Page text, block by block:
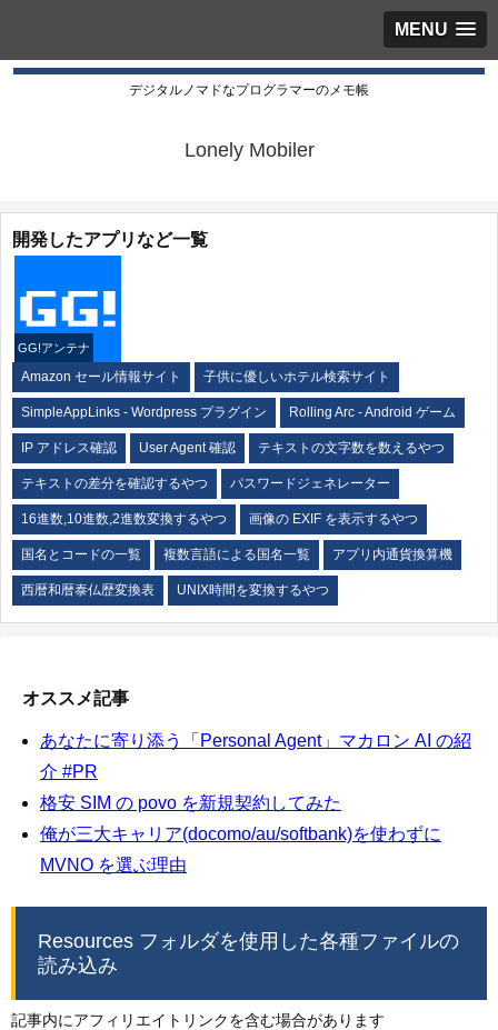
MENU
デジタルノマドなプログラマーのメモ帳
Lonely Mobiler
開発したアプリなど一覧
GG!アンテナ
Amazon セール情報サイト 子供に優しいホテル検索サイト
SimpleAppLinks - Wordpress プラグイン Rolling Arc - Android ゲーム
IP アドレス確認 User Agent 確認 テキストの文字数を数えるやつ
テキストの差分を確認するやつ パスワードジェネレーター
16進数,10進数,2進数変換するやつ 画像の EXIF を表示するやつ
国名とコードの一覧 複数言語による国名一覧 アプリ内通貨換算機
西暦和暦泰仏歴変換表 UNIX時間を変換するやつ
オススメ記事
あなたに寄り添う「Personal Agent」マカロン AI の紹
介 #PR
格安 SIM の povo を新規契約してみた
俺が三大キャリア(docomo/au/softbank)を使わずに
MVNO を選ぶ理由
Resources フォルダを使用した各種ファイルの
読み込み
記事内にアフィリエイトリンクを含む場合があります